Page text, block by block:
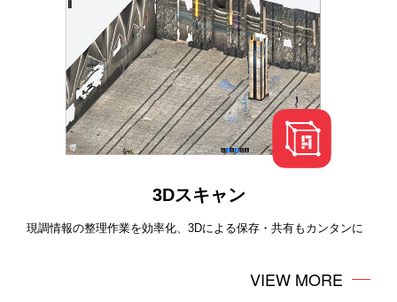
3Dスキャン
現調情報の整理作業を効率化、3Dによる保存・共有もカンタンに
VIEW MORE